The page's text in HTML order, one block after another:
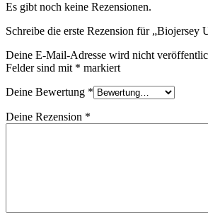
Es gibt noch keine Rezensionen.
Schreibe die erste Rezension für „Biojersey
Deine E-Mail-Adresse wird nicht
Felder sind mit * markiert
Deine Bewertung *
Deine Rezension *